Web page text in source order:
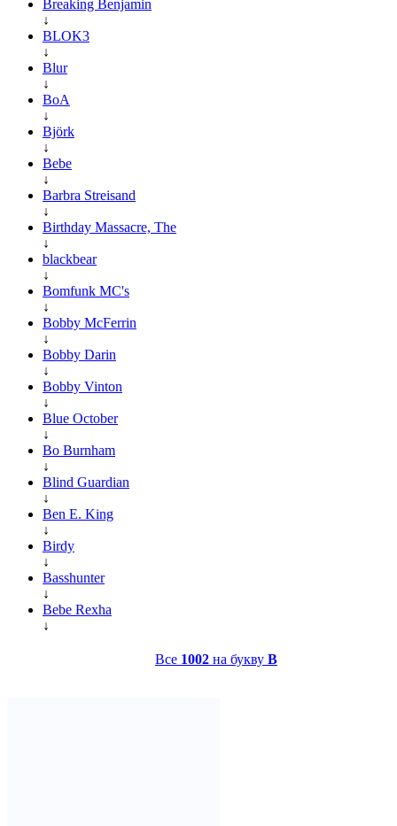
Breaking Benjamin
↓
BLOK3
↓
Blur
↓
BoA
↓
Björk
↓
Bebe
↓
Barbra Streisand
↓
Birthday Massacre, The
↓
blackbear
↓
Bomfunk MC's
↓
Bobby McFerrin
↓
Bobby Darin
↓
Bobby Vinton
↓
Blue October
↓
Bo Burnham
↓
Blind Guardian
↓
Ben E. King
↓
Birdy
↓
Basshunter
↓
Bebe Rexha
↓
Все 1002 на букву B